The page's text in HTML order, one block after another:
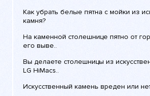
Как убрать белые пятна с мойки из
камня?
На каменной столешнице пятно от
его выве..
Вы делаете столешницы из
LG HiMacs..
Искусственный камень вреден или